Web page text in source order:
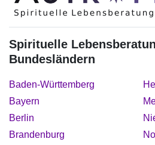
Spirituelle
Bundesländern
Baden-Württemberg
Bayern
Berlin
Brandenburg